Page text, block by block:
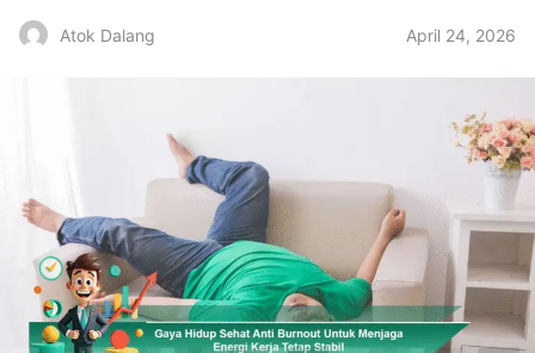
Atok Dalang April 24, 2026